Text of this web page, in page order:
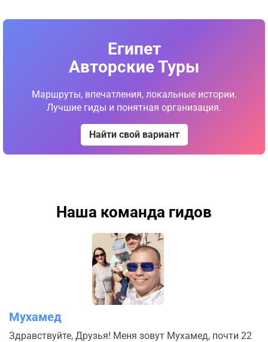
Египет
Авторские Туры
Маршруты, впечатления, локальные истории.
Лучшие гиды и понятная организация.
Найти свой вариант
Наша команда гидов
Мухамед
Здравствуйте, Друзья! Меня зовут Мухамед, почти 22